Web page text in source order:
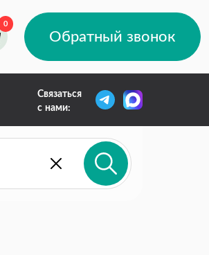
Обратный звонок
Связаться
с нами: